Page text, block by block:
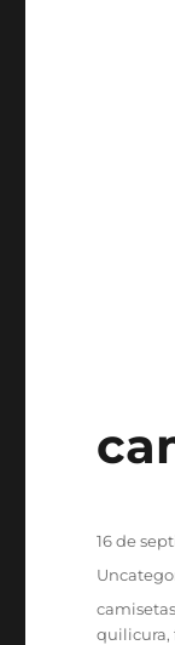
16 de
Etiquetas
quilicura,